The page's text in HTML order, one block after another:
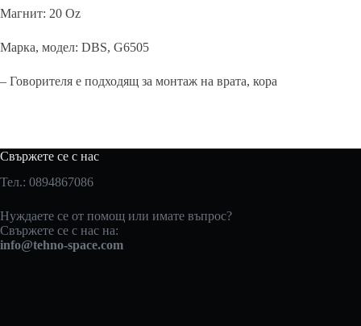
Магнит: 20 Oz
Марка, модел: DBS, G6505
– Говорителя е подходящ за монтаж на врата, кора
Свържете се с нас
Тел.: 0894867086
Нуждаете се от помощ или имате въпрос?
Свържете се с нас на:
info@tehno-space.com